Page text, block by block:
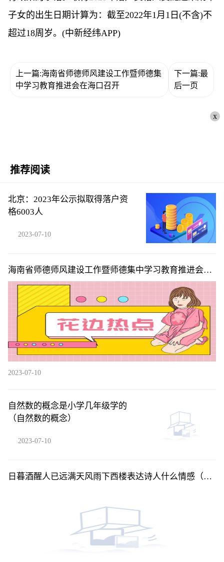
子女的出生日期计算为：截至2022年1月1日(不含)不
超过18周岁。(中新经纬APP)
上一篇:海南省师德师风建设工作暨师德集
中学习教育推进会在海口召开
下一篇:最
后一页
x
推荐阅读
北京：2023年公示拟取得落户资
格6003人
2023-07-10
海南省师德师风建设工作暨师德集中学习教育推进会在
海口召开
2023-07-10
自然数的概念是小学几年级学的
（自然数的概念）
2023-07-10
日暮酒醒人已远满天风雨下西楼表达诗人什么情感（日